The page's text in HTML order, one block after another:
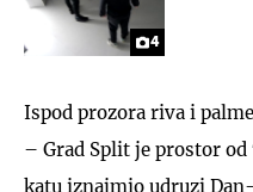
4
Ispod prozora riva i
– Grad Split je prostor
katu iznajmio udruzi